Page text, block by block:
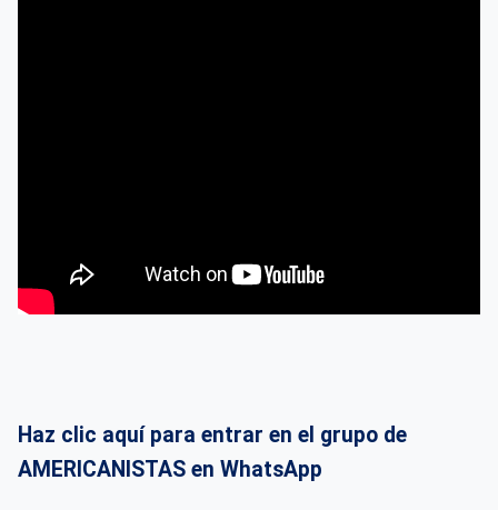
Haz clic aquí para entrar en el grupo de
AMERICANISTAS en WhatsApp